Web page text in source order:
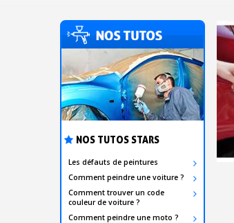
NOS TUTOS STARS
Les défauts de peintures
Comment peindre une voiture ?
Comment trouver un code
couleur de voiture ?
Comment peindre une moto ?